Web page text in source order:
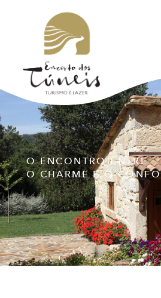
O ENCONTRO ENTRE
O CHARME E O